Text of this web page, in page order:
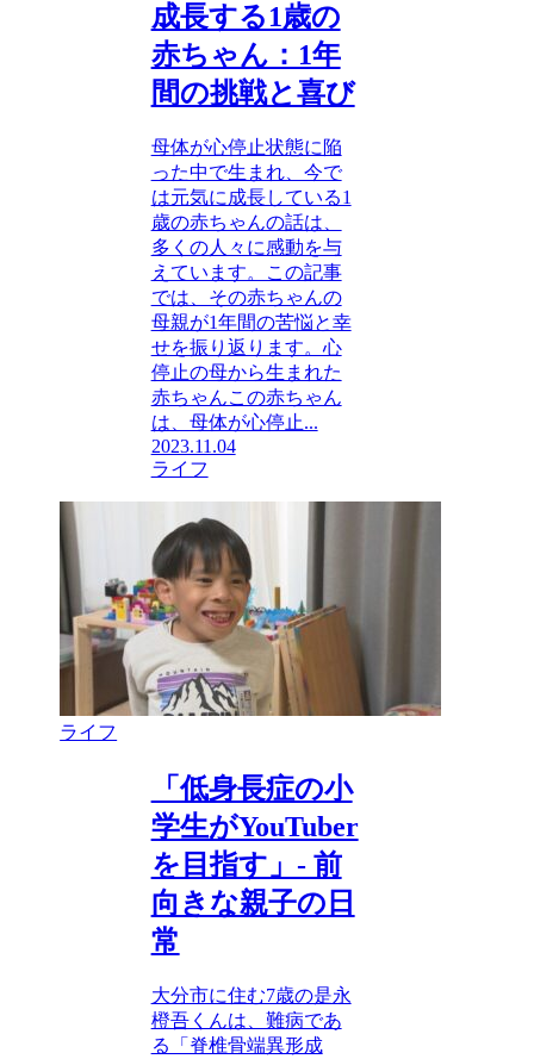
成長する1歳の
赤ちゃん：1年
間の挑戦と喜び
母体が心停止状態に陥
った中で生まれ、今で
は元気に成長している1
歳の赤ちゃんの話は、
多くの人々に感動を与
えています。この記事
では、その赤ちゃんの
母親が1年間の苦悩と幸
せを振り返ります。心
停止の母から生まれた
赤ちゃんこの赤ちゃん
は、母体が心停止...
2023.11.04
ライフ
ライフ
「低身長症の小
学生がYouTuber
を目指す」- 前
向きな親子の日
常
大分市に住む7歳の是永
橙吾くんは、難病であ
る「脊椎骨端異形成